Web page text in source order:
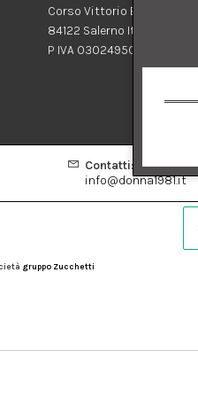
Corso Vittorio Emanuele 182
84122 Salerno Italia
P IVA 03024950655
Contatti:
info@donna1981.it
gruppo Zucchetti